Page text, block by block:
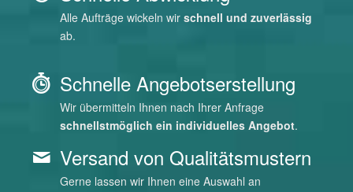
Versand von Qualitätsmustern
Qualitätsmustern zukommen.
individuelle
Verpackungsmöglichkeiten
Wir stellen Ihnenindividuelle
Verpackungsmöglichkeitenzur Verfügung.